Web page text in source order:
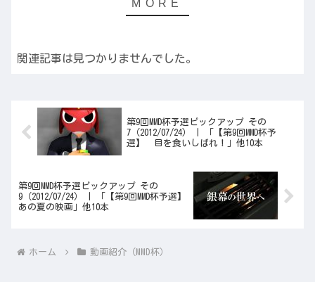
関連記事は見つかりませんでした。
第9回MMD杯予選ピックアップ その
7（2012/07/24） | 「【第9回MMD杯予
選】 目を食いしばれ！」他10本
第9回MMD杯予選ピックアップ その
9（2012/07/24） | 「【第9回MMD杯予選】
あの夏の映画」他10本
ホーム 動画紹介（MMD杯）